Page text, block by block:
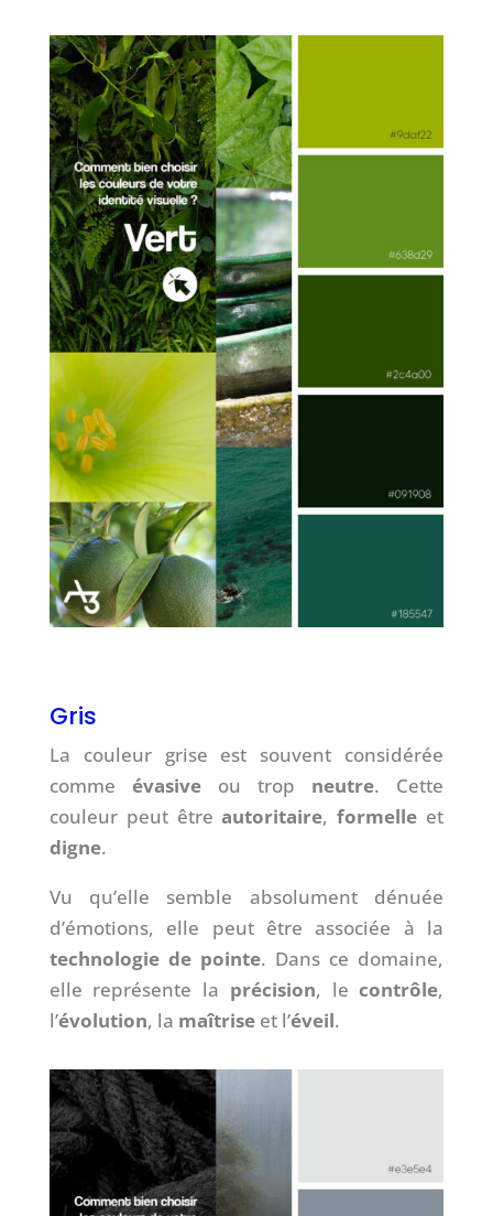
Gris
La couleur grise est souvent considérée
comme évasiveou trop neutre. Cette
couleur peut êtreautoritaire,formelle et
digne.
Vu qu’elle semble absolument dénuée
d’émotions, elle peut être associée à la
technologie de pointe. Dans ce domaine,
elle représente la précision, lecontrôle,
l’évolution, la maîtriseet l’éveil.